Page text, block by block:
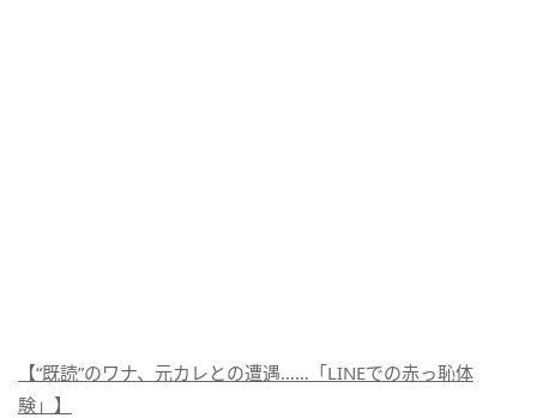
【“既読”のワナ、元カレとの遭遇……「LINEでの赤っ恥体
験」】